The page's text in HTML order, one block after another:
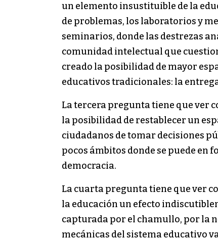
un elemento insustituible de la
de problemas, los laboratorios y
seminarios, donde las destrezas
comunidad intelectual que
creado la posibilidad de mayor
educativos tradicionales: la
La tercera pregunta tiene que ver
la posibilidad de restablecer un
ciudadanos de tomar decisiones
pocos ámbitos donde se puede en
democracia.
La cuarta pregunta tiene que ver
la educación un efecto
capturada por el chamullo, por la
mecánicas del sistema educativo